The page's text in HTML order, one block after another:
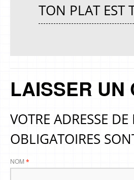
TON PLAT EST
LAISSER UN
VOTRE ADRESSE
OBLIGATOIRES
NOM *